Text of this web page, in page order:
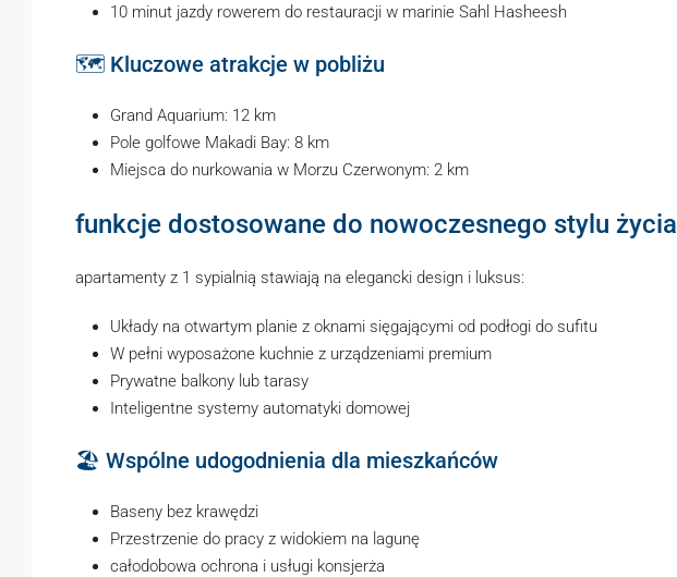
10 minut jazdy rowerem do restauracji w marinie Sahl Hasheesh
🗺️ Kluczowe atrakcje w pobliżu
Grand Aquarium: 12 km
Pole golfowe Makadi Bay: 8 km
Miejsca do nurkowania w Morzu Czerwonym: 2 km
funkcje dostosowane do nowoczesnego stylu życia
apartamenty z 1 sypialnią stawiają na elegancki design i luksus:
Układy na otwartym planie z oknami sięgającymi od podłogi do sufitu
W pełni wyposażone kuchnie z urządzeniami premium
Prywatne balkony lub tarasy
Inteligentne systemy automatyki domowej
🏖️ Wspólne udogodnienia dla mieszkańców
Baseny bez krawędzi
Przestrzenie do pracy z widokiem na lagunę
całodobowa ochrona i usługi konsjerża